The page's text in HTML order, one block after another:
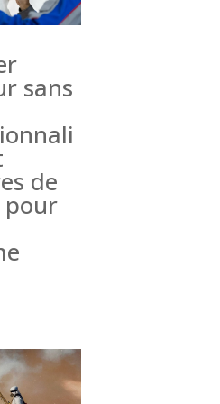
sans
de
pour